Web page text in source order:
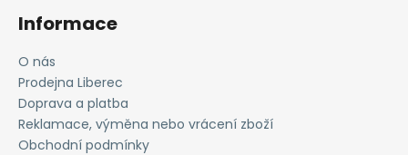
Informace
O nás
Prodejna Liberec
Doprava a platba
Reklamace, výměna nebo vrácení zboží
Obchodní podmínky